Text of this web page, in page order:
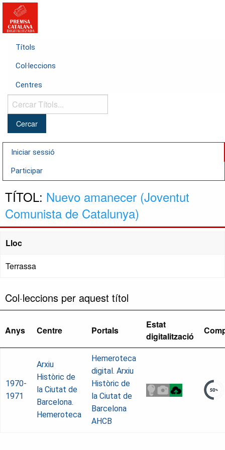
Títols
Col·leccions
Centres
Cercar
Títols...
Iniciar sessió
Participar
TÍTOL: Nuevo amanecer (Joventut
Comunista de Catalunya)
Lloc
Terrassa
Col·leccions per aquest títol
Anys Centre Portals
Estat
digitalització
1970-
1971
Arxiu
Històric de
la Ciutat de
Barcelona.
Hemeroteca
Hemeroteca
digital. Arxiu
Històric de
la Ciutat de
Barcelona
AHCB